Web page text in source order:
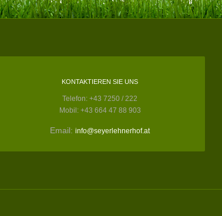
KONTAKTIEREN SIE UNS
Telefon: +43 7250 / 222
Mobil: +43 664 47 88 903
Email: info@seyerlehnerhof.at